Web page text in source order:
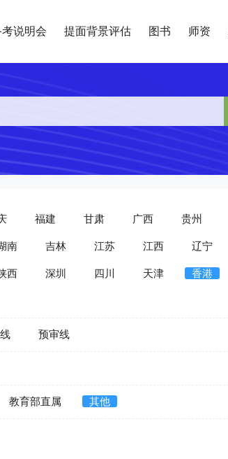
考说明会 提面背景评估 图书 师资
福建 甘肃 广西 贵州
南 吉林 江苏 江西 辽宁
西 深圳 四川 天津 香港
预审线
教育部直属 其他